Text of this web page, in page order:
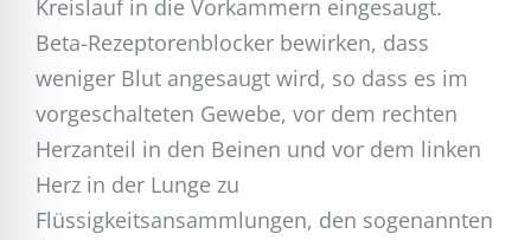
Kreislauf in die Vorkammern eingesaugt.
Beta-Rezeptorenblocker bewirken, dass
weniger Blut angesaugt wird, so dass es im
vorgeschalteten Gewebe, vor dem rechten
Herzanteil in den Beinen und vor dem linken
Herz in der Lunge zu
Flüssigkeitsansammlungen, den sogenannten